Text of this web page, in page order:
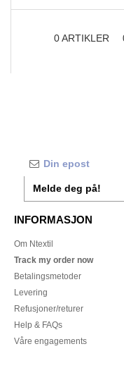
0ARTIKLER
Melde deg på!
INFORMASJON
Om Ntextil
Track my order now
Betalingsmetoder
Levering
Refusjoner/returer
Help & FAQs
Våre engagements